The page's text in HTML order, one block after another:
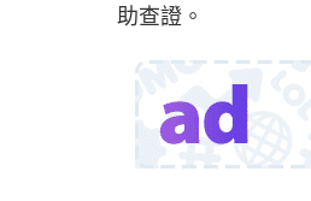
助查證。